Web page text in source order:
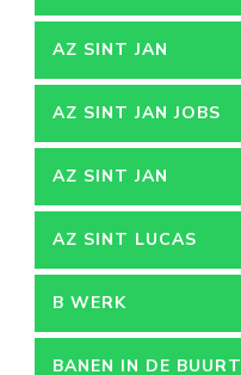
AZ SINT JAN
AZ SINT JAN JOBS
AZ SINT JAN
VACATURES
AZ SINT LUCAS
B WERK
BANEN IN DE BUURT